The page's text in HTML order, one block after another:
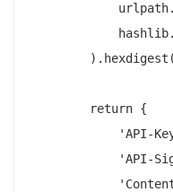
        return {
'API-
'API-